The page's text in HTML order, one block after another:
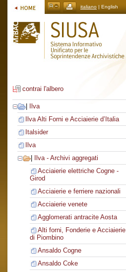
italiano | English
contrai l'albero
Ilva
Ilva Alti Forni e Acciaierie d’Italia
Italsider
Ilva
Ilva - Archivi aggregati
Acciaierie elettriche Cogne -
Girod
Acciaierie e ferriere nazionali
Acciaierie venete
Agglomerati antracite Aosta
Alti forni, Fonderie e Acciaierie
di Piombino
Ansaldo Cogne
Ansaldo Coke